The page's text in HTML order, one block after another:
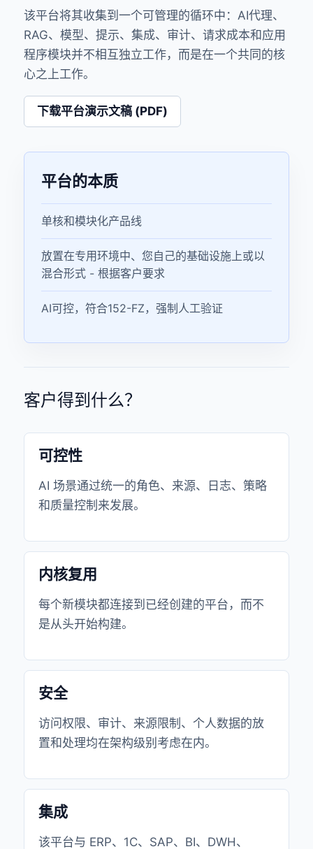
该平台将其收集到一个可管理的循环中：AI代理、
RAG、模型、提示、集成、审计、请求成本和应用
程序模块并不相互独立工作，而是在一个共同的核
心之上工作。
下载平台演示文稿 (PDF)
平台的本质
单核和模块化产品线
放置在专用环境中、您自己的基础设施上或以
混合形式 - 根据客户要求
AI可控，符合152-FZ，强制人工验证
客户得到什么？
可控性
AI 场景通过统一的角色、来源、日志、策略
和质量控制来发展。
内核复用
每个新模块都连接到已经创建的平台，而不
是从头开始构建。
安全
访问权限、审计、来源限制、个人数据的放
置和处理均在架构级别考虑在内。
集成
该平台与 ERP、1C、SAP、BI、DWH、